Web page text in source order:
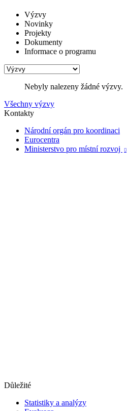
Výzvy
Novinky
Projekty
Dokumenty
Informace o programu
Nebyly nalezeny žádné výzvy.
Všechny výzvy
Kontakty
Národní orgán pro koordinaci
Eurocentra
Ministerstvo pro místní rozvoj

Důležité
Statistiky a analýzy